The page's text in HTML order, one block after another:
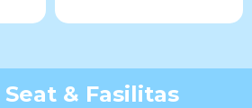
& Fasilitas